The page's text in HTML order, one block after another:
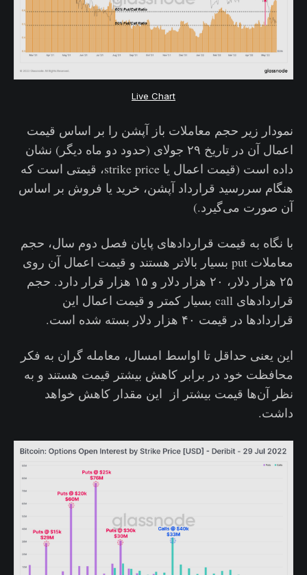
Live Chart
نمودار زیر حجم معاملات باز آپشن را بر اساس قیمت
اعمال آن در تاریخ ۲۹ جولای (حدود دو ماه دیگر) نشان
داده است (قیمت اعمال یا strike price، قیمتی است که
هنگام سررسید قرارداد آپشن، خرید یا فروش بر اساس
آن صورت می‌گیرد.)
با نگاه به قیمت قراردادهای پایان فصل دوم سال، حجم
معاملات put بسیار بالاتر هستند و قیمت اعمال آن روی
۲۵ هزار دلار، ۲۰ هزار دلار و ۱۵ هزار قرار دارد. حجم
قراردادهای call بسیار کمتر و قیمت اعمال این
قراردادها در قیمت ۴۰ هزار دلار بسته شده است.
این یعنی حداقل تا اواسط امسال، معامله گران به فکر
محافظت خود در برابر کاهش بیشتر قیمت هستند و به
نظر آن‌ها قیمت بیشتر از این مقدار کاهش خواهد
داشت.